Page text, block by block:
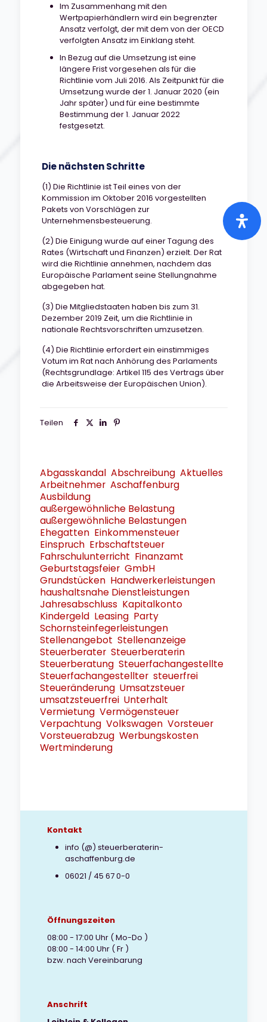
Im Zusammenhang mit den
Wertpapierhändlern wird ein begrenzter
Ansatz verfolgt, der mit dem von der OECD
verfolgten Ansatz im Einklang steht.
In Bezug auf die Umsetzung ist eine
längere Frist vorgesehen als für die
Richtlinie vom Juli 2016. Als Zeitpunkt für die
Umsetzung wurde der 1. Januar 2020 (ein
Jahr später) und für eine bestimmte
Bestimmung der 1. Januar 2022
festgesetzt.
Die nächsten Schritte
(1) Die Richtlinie ist Teil eines von der
Kommission im Oktober 2016 vorgestellten
Pakets von Vorschlägen zur
Unternehmensbesteuerung.
(2) Die Einigung wurde auf einer Tagung des
Rates (Wirtschaft und Finanzen) erzielt. Der Rat
wird die Richtlinie annehmen, nachdem das
Europäische Parlament seine Stellungnahme
abgegeben hat.
(3) Die Mitgliedstaaten haben bis zum 31.
Dezember 2019 Zeit, um die Richtlinie in
nationale Rechtsvorschriften umzusetzen.
(4) Die Richtlinie erfordert ein einstimmiges
Votum im Rat nach Anhörung des Parlaments
(Rechtsgrundlage: Artikel 115 des Vertrags über
die Arbeitsweise der Europäischen Union).
Teilen
Abgasskandal Abschreibung Aktuelles
Arbeitnehmer Aschaffenburg
Ausbildung
außergewöhnliche Belastung
außergewöhnliche Belastungen
Ehegatten Einkommensteuer
Einspruch Erbschaftsteuer
Fahrschulunterricht Finanzamt
Geburtstagsfeier GmbH
Grundstücken Handwerkerleistungen
haushaltsnahe Dienstleistungen
Jahresabschluss Kapitalkonto
Kindergeld Leasing Party
Schornsteinfegerleistungen
Stellenangebot Stellenanzeige
Steuerberater Steuerberaterin
Steuerberatung Steuerfachangestellte
Steuerfachangestellter steuerfrei
Steueränderung Umsatzsteuer
umsatzsteuerfrei Unterhalt
Vermietung Vermögensteuer
Verpachtung Volkswagen Vorsteuer
Vorsteuerabzug Werbungskosten
Wertminderung
Kontakt
info (@) steuerberaterin-
aschaffenburg.de
06021 / 45 67 0-0
Öffnungszeiten
08:00 - 17:00 Uhr ( Mo-Do )
08:00 - 14:00 Uhr ( Fr )
bzw. nach Vereinbarung
Anschrift